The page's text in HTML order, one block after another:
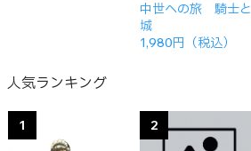
中世への旅 騎士と
城
1,980円（税込）
人気ランキング
1 2